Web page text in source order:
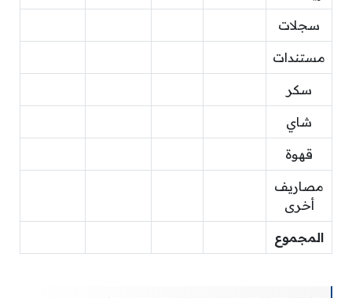
سجلات
مستندات
سكر
شاي
قهوة
مصاريف
أخرى
المجموع